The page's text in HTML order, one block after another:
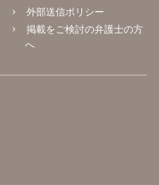
外部送信ポリシー
掲載をご検討の弁護士の方
へ